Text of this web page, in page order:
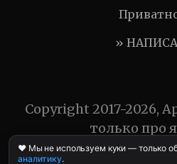
»
Copyright 2017-2026,
только про
❤️ Мы не используем куки — только
аналитику.